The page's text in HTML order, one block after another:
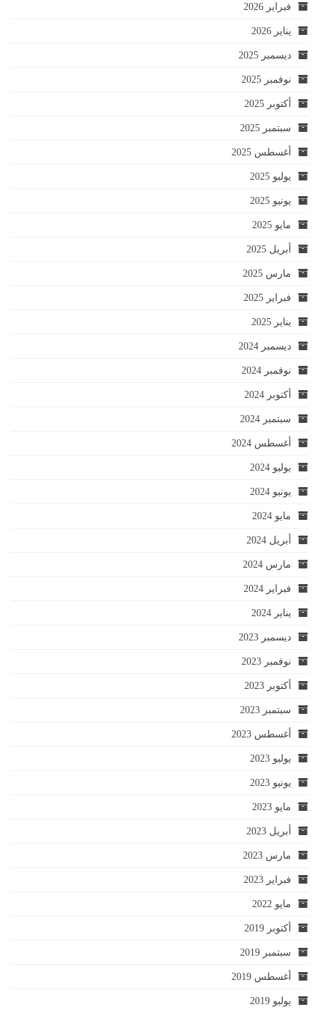
فبراير 2026
يناير 2026
ديسمبر 2025
نوفمبر 2025
أكتوبر 2025
سبتمبر 2025
أغسطس 2025
يوليو 2025
يونيو 2025
مايو 2025
أبريل 2025
مارس 2025
فبراير 2025
يناير 2025
ديسمبر 2024
نوفمبر 2024
أكتوبر 2024
سبتمبر 2024
أغسطس 2024
يوليو 2024
يونيو 2024
مايو 2024
أبريل 2024
مارس 2024
فبراير 2024
يناير 2024
ديسمبر 2023
نوفمبر 2023
أكتوبر 2023
سبتمبر 2023
أغسطس 2023
يوليو 2023
يونيو 2023
مايو 2023
أبريل 2023
مارس 2023
فبراير 2023
مايو 2022
أكتوبر 2019
سبتمبر 2019
أغسطس 2019
يوليو 2019